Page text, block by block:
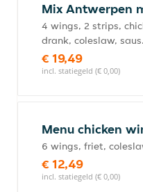
Mix Antwerpen
4 wings, 2 strips,
drank, coleslaw, saus.
€ 19,49
incl. statiegeld (€ 0,00)
Menu chicken
6 wings, friet,
€ 12,49
incl. statiegeld (€ 0,00)